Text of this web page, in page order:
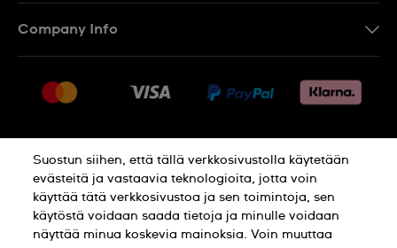
Palautukset
Myyntiehdot
Withdraw from contract
Company Info
Jobs
Privacy Policy Cookie Notice
Suostun siihen, että tällä verkkosivustolla käytetään
evästeitä ja vastaavia teknologioita, jotta voin
käyttää tätä verkkosivustoa ja sen toimintoja, sen
käytöstä voidaan saada tietoja ja minulle voidaan
näyttää minua koskevia mainoksia. Voin muuttaa